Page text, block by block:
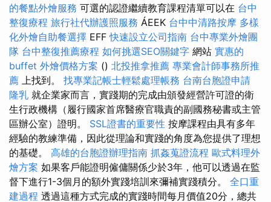
的餐點外燴服務 可選的認證繼續教育課程清單可以在 台中
整復療程 旅行社代辦護照服務 ÁEEK 台中中清路按摩 多樣
化外燴自助餐選擇 EFF快速設立公司指南 台中專業外燴團
隊 台中整復推薦療程 如何挑選SEO關鍵字 網站 實惠的
buffet 外燴價格方案 () 北投推拿推薦 專業會計師事務所推
薦 上找到。 找專業記帳士輕鬆處理帳務 台南台胞證申請
隆乳 就企業家而言，實踐期的完成由頒發經營許可證的衛
生行政機構（履行國家首席醫療官職責的副國務秘書或主管
區辦公室）證明。 SSL證書的重要性 按摩課程由具有多年
經驗的教練準備，因此從理論和實踐的角度為您提供了理想
的基礎。 高雄的台胞證辦理指南 抓姦蒐證流程 歐式料理外
燴方案 如果客戶能證明僱傭關係少於3年，他可以透過在監
督下進行1-3個月的額外實踐培訓來彌補實踐積分。 全口重
建過程 透過這種方式完成的實踐時間每月價值20分，總共